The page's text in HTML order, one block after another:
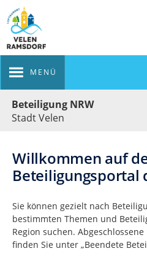
MENÜ
Beteiligung NRW
Stadt Velen
Willkommen auf
Beteiligungsportal
Sie können gezielt nach
bestimmten Themen und
Region suchen.
finden Sie unter „Beendete